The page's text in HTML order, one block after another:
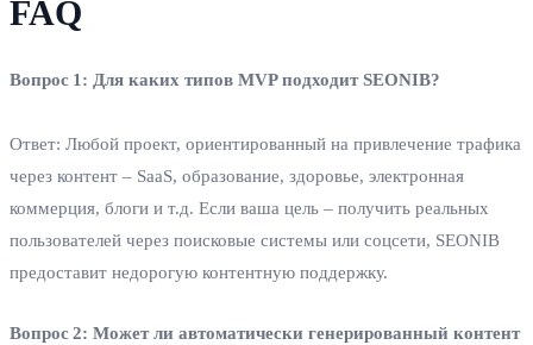
FAQ
Вопрос 1: Для каких типов MVP подходит SEONIB?
Ответ: Любой проект, ориентированный на привлечение трафика
через контент – SaaS, образование, здоровье, электронная
коммерция, блоги и т.д. Если ваша цель – получить реальных
пользователей через поисковые системы или соцсети, SEONIB
предоставит недорогую контентную поддержку.
Вопрос 2: Может ли автоматически генерированный контент